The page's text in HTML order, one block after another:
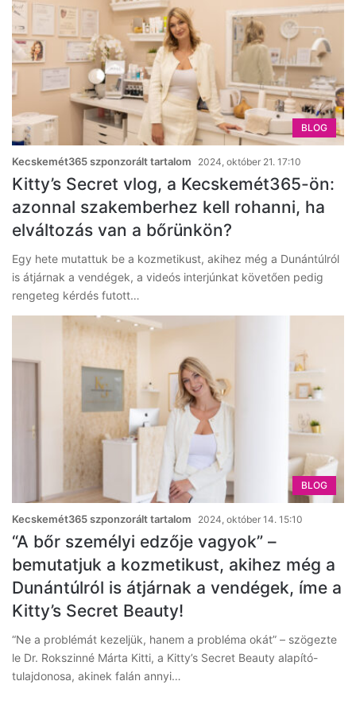
BLOG
Kecskemét365 szponzorált tartalom 2024, október 21. 17:10
Kitty’s Secret vlog, a Kecskemét365-ön:
azonnal szakemberhez kell rohanni, ha
elváltozás van a bőrünkön?
Egy hete mutattuk be a kozmetikust, akihez még a Dunántúlról
is átjárnak a vendégek, a videós interjúnkat követően pedig
rengeteg kérdés futott…
BLOG
Kecskemét365 szponzorált tartalom 2024, október 14. 15:10
“A bőr személyi edzője vagyok” –
bemutatjuk a kozmetikust, akihez még a
Dunántúlról is átjárnak a vendégek, íme a
Kitty’s Secret Beauty!
“Ne a problémát kezeljük, hanem a probléma okát” – szögezte
le Dr. Rokszinné Márta Kitti, a Kitty’s Secret Beauty alapító-
tulajdonosa, akinek falán annyi…